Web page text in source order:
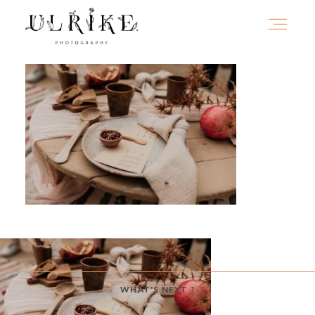
WHAT'S NEXT ?
HOME
A PROPOS
PORTFOLIO
INFOS
JOURNAL